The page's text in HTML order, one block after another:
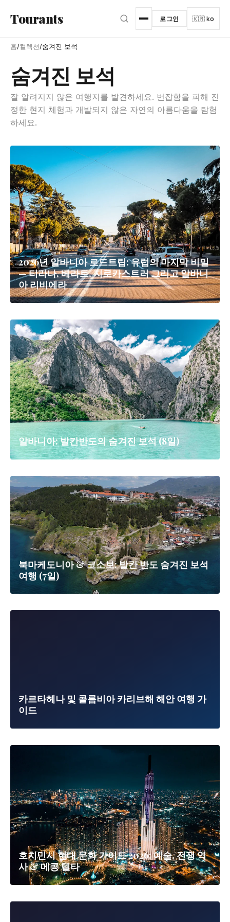
Tourants 로그인 🇰🇷 ko
홈/컬렉션/숨겨진 보석
숨겨진 보석
잘 알려지지 않은 여행지를 발견하세요. 번잡함을 피해 진
정한 현지 체험과 개발되지 않은 자연의 아름다움을 탐험
하세요.
2026년 알바니아 로드트립: 유럽의 마지막 비밀
— 티라나, 베라트, 지로카스트러 그리고 알바니
아 리비에라
알바니아: 발칸반도의 숨겨진 보석 (8일)
북마케도니아 & 코소보: 발칸 반도 숨겨진 보석
여행 (7일)
카르타헤나 및 콜롬비아 카리브해 해안 여행 가
이드
호치민시 현대 문화 가이드 2026: 예술, 전쟁 역
사 & 메콩 델타